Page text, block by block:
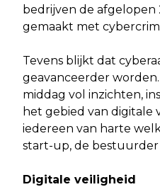
bedrijven de afgelopen
gemaakt met
Tevens blijkt dat
geavanceerder
middag vol inzichten,
het gebied van digitale
iedereen van harte
start-up, de
Digitale veiligheid